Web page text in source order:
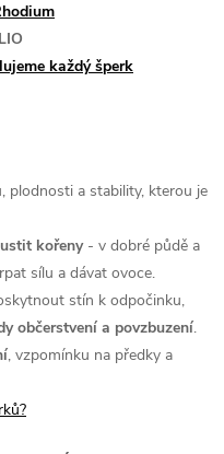
každý šperk
plodnosti a stability, kterou je
kořeny- v dobré půdě a
sílu a dávat ovoce.
stín k odpočinku,
občerstvení a povzbuzení.
, vzpomínku na předky a